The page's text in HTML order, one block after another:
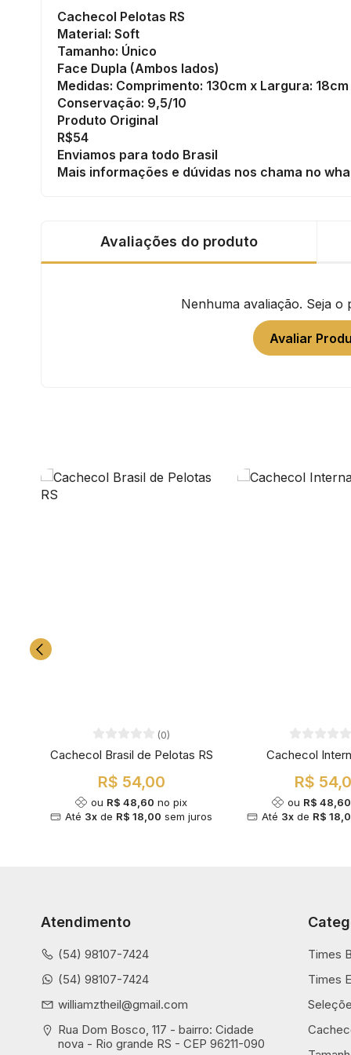
Cachecol Pelotas RS
Material: Soft
Tamanho: Único
Face Dupla (Ambos lados)
Medidas: Comprimento: 130cm x Largura: 18cm
Conservação: 9,5/10
Produto Original
R$54
Enviamos para todo Brasil
Mais informações e dúvidas nos chama no
Avaliações do produto
Nenhuma avaliação. Seja o
Avaliar
(0)
Cachecol Brasil de Pelotas RS
R$ 54,00
ou R$ 48,60 no pix
Até 3x de R$ 18,00 sem juros
Cachecol
R$
ou R$ 48,60
Até 3x de R$
Times
Times
Atendimento
(54) 98107-7424
(54) 98107-7424
williamztheil@gmail.com
Rua Dom Bosco, 117 - bairro: Cidade
nova - Rio grande RS - CEP 96211-090